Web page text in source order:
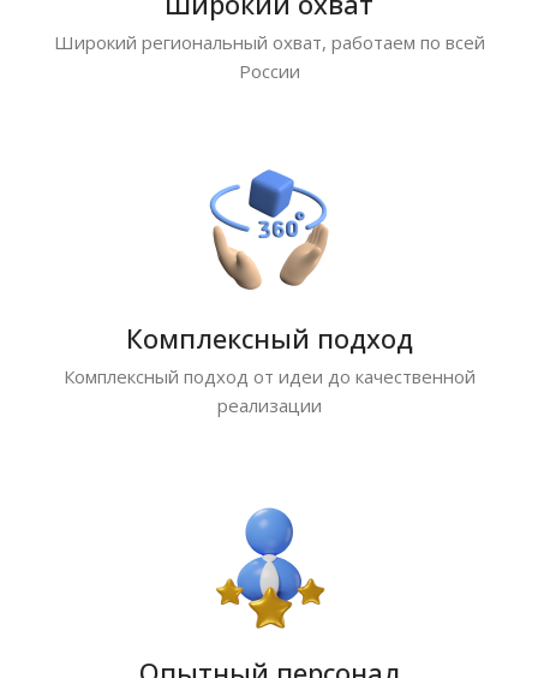
Широкий региональный охват, работаем по всей
России
Комплексный подход
Комплексный подход от идеи до качественной
реализации